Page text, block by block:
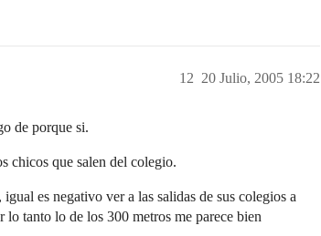
20 Julio, 2005 18:22
12
de porque si.
chicos que salen del colegio.
es negativo ver a las salidas de sus colegios a
tanto lo de los 300 metros me parece bien